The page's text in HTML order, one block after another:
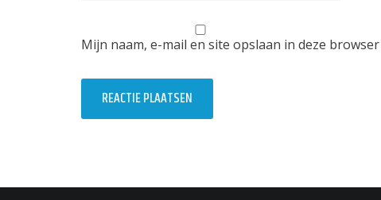
Mijn naam, e-mail en site opslaan in deze